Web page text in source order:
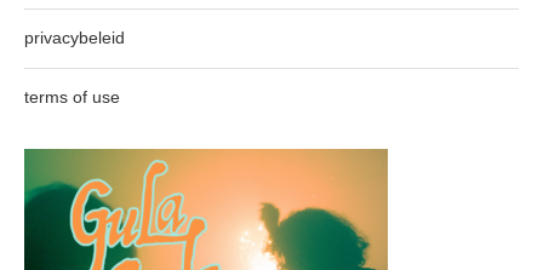
privacybeleid
terms of use